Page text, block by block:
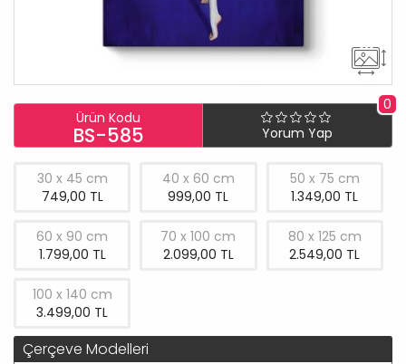
Ürün Kodu
BS-585
0
Yorum Yap
30 x 45 cm
749,00 TL
40 x 60 cm
999,00 TL
50 x 75 cm
1.349,00 TL
60 x 90 cm
1.799,00 TL
70 x 100 cm
2.099,00 TL
80 x 125 cm
2.549,00 TL
100 x 140 cm
3.499,00 TL
Çerçeve Modelleri